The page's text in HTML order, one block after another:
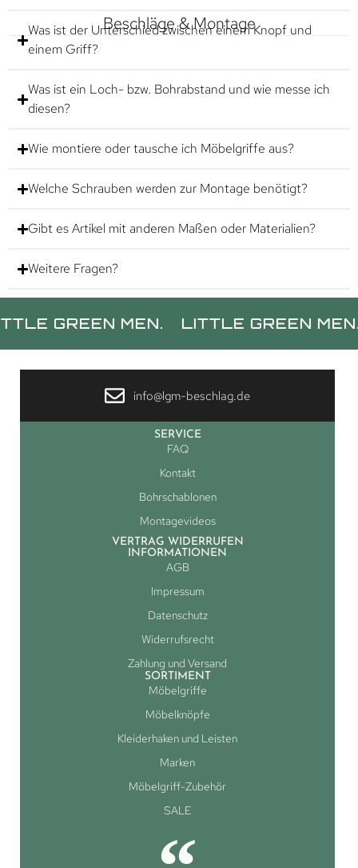
Beschläge & Montage
Was ist der Unterschied zwischen einem Knopf und
einem Griff?
Was ist ein Loch- bzw. Bohrabstand und wie messe ich
diesen?
Wie montiere oder tausche ich Möbelgriffe aus?
Welche Schrauben werden zur Montage benötigt?
Gibt es Artikel mit anderen Maßen oder Materialien?
Weitere Fragen?
MEN. LITTLE GREEN MEN.
info@lgm-beschlag.de
SERVICE
FAQ
Kontakt
Bohrschablonen
Montagevideos
VERTRAG WIDERRUFEN
INFORMATIONEN
AGB
Impressum
Datenschutz
Widerrufsrecht
Zahlung und Versand
SORTIMENT
Möbelgriffe
Möbelknöpfe
Kleiderhaken und Leisten
Marken
Möbelgriff-Zubehör
SALE